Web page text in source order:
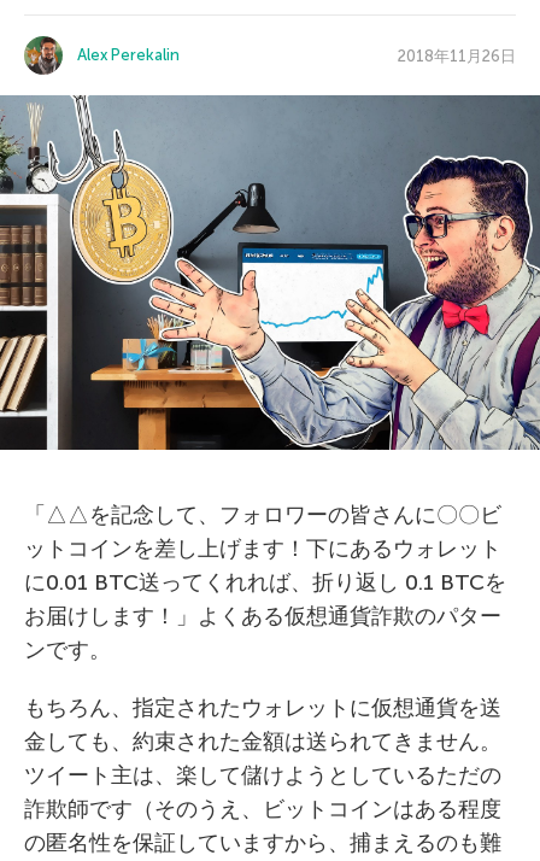
Alex Perekalin 2018年11月26日
「△△を記念して、フォロワーの皆さんに〇〇ビ
ットコインを差し上げます！下にあるウォレット
に0.01 BTC送ってくれれば、折り返し 0.1 BTCを
お届けします！」よくある仮想通貨詐欺のパター
ンです。
もちろん、指定されたウォレットに仮想通貨を送
金しても、約束された金額は送られてきません。
ツイート主は、楽して儲けようとしているただの
詐欺師です（そのうえ、ビットコインはある程度
の匿名性を保証していますから、捕まえるのも難